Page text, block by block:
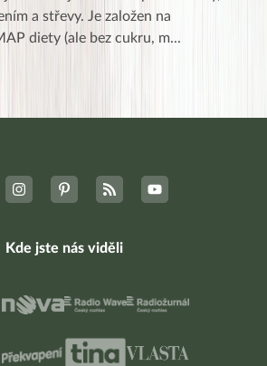
a střevy. Je založen na
diety (ale bez cukru, m...
Kde jste nás viděli